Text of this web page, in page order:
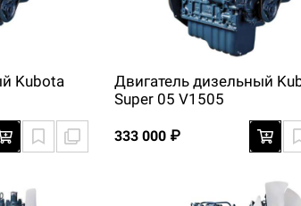
Kubota
Двигатель дизельный
Super 05 V1505
333 000 ₽